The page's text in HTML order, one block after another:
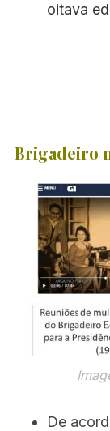
oitava
Brigadeiro
De